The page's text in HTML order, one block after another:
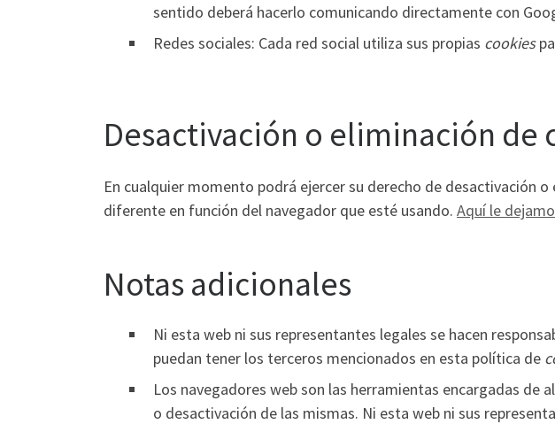
sentido deberá hacerlo comunicando directamente con
Redes sociales: Cada red social utiliza sus propias cookies
Desactivación o eliminación de
En cualquier momento podrá ejercer su derecho de desactivación
diferente en función del navegador que esté usando. Aquí le
Notas adicionales
Ni esta web ni sus representantes legales se hacen
puedan tener los terceros mencionados en esta política de
Los navegadores web son las herramientas encargadas de
o desactivación de las mismas. Ni esta web ni sus